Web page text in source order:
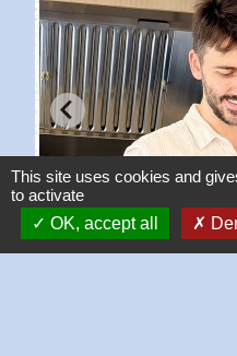
This site uses cookies and
to activate
OK, accept all